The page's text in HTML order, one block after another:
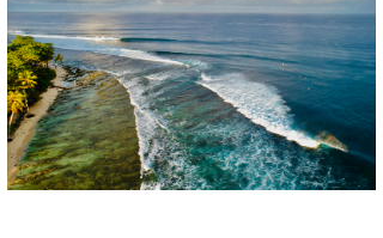
予報士 hiro.
banpaku
Mr.K
chappy